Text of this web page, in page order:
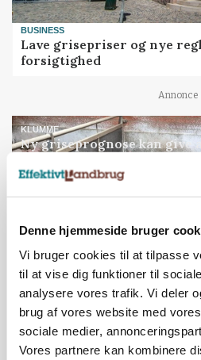
Denne hjemmeside bruger
Vi bruger cookies til at tilpasse
til at vise dig funktioner til
analysere vores trafik. Vi deler
brug af vores website med
sociale medier,
Vores partnere kan kombinere
BUSINESS
Lave grisepriser og nye
forsigtighed
Annonce
KLUMME
Ny griseprognose kan
Loading...